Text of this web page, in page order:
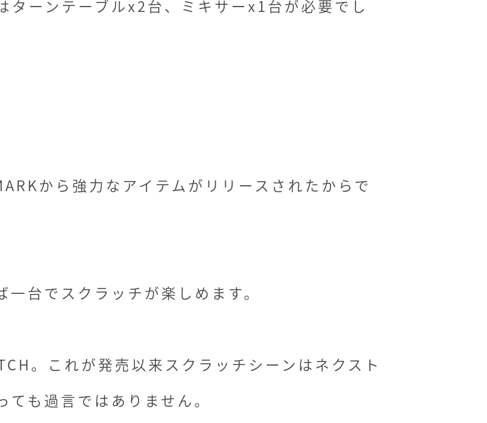
ターンテーブルx2台、ミキサーx1台が必要でし
から強力なアイテムがリリースされたからで
一台でスクラッチが楽しめます。
。これが発売以来スクラッチシーンはネクスト
ても過言ではありません。